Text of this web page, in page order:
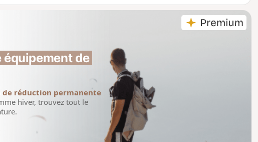
équipement de
de réduction permanente
hiver, trouvez tout le